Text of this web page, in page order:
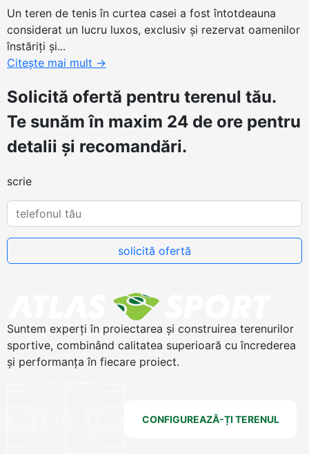
Un teren de tenis în curtea casei a fost întotdeauna
considerat un lucru luxos, exclusiv și rezervat oamenilor
înstăriți și...
Citește mai mult →
Solicită ofertă pentru terenul tău.
Te sunăm în maxim 24 de ore pentru
detalii și recomandări.
scrie
Suntem experți în proiectarea și construirea terenurilor
sportive, combinând calitatea superioară cu încrederea
și performanța în fiecare proiect.
CONFIGUREAZĂ-ȚI TERENUL